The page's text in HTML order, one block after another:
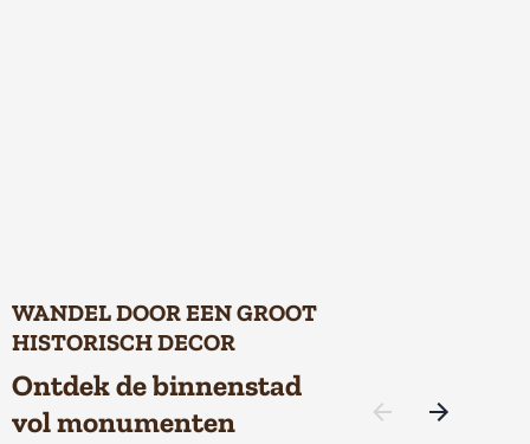
WANDEL DOOR EEN GROOT
HISTORISCH DECOR
Ontdek de binnenstad
vol monumenten